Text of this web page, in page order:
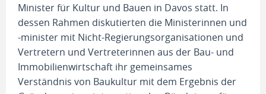
Minister für Kultur und Bauen in Davos statt. In
dessen Rahmen diskutierten die Ministerinnen und
-minister mit Nicht-Regierungsorganisationen und
Vertretern und Vertreterinnen aus der Bau- und
Immobilienwirtschaft ihr gemeinsames
Verständnis von Baukultur mit dem Ergebnis der